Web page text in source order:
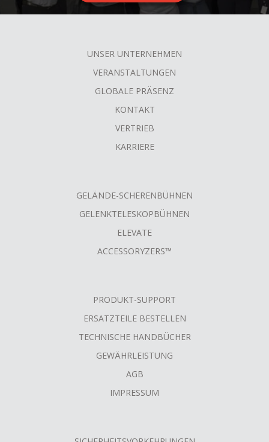
UNSER UNTERNEHMEN
VERANSTALTUNGEN
GLOBALE PRÄSENZ
KONTAKT
VERTRIEB
KARRIERE
GELÄNDE-SCHERENBÜHNEN
GELENKTELESKOPBÜHNEN
ELEVATE
ACCESSORYZERS™
PRODUKT-SUPPORT
ERSATZTEILE BESTELLEN
TECHNISCHE HANDBÜCHER
GEWÄHRLEISTUNG
AGB
IMPRESSUM